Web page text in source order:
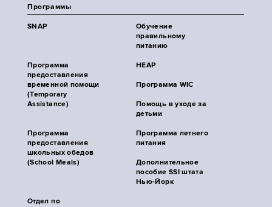
Программы
SNAP
Обучение
правильному
питанию
Программа
предоставления
временной помощи
(Temporary
Assistance)
HEAP
Программа WIC
Помощь в уходе за
детьми
Программа
предоставления
школьных обедов
(School Meals)
Программа летнего
питания
Дополнительное
пособие SSI штата
Нью-Йорк
Отдел по